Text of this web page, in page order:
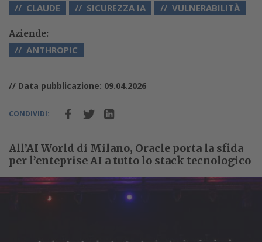
CLAUDE SICUREZZA IA VULNERABILITÀ
Aziende:
ANTHROPIC
// Data pubblicazione: 09.04.2026
CONDIVIDI:
All’AI World di Milano, Oracle porta la sfida
per l’enteprise AI a tutto lo stack tecnologico